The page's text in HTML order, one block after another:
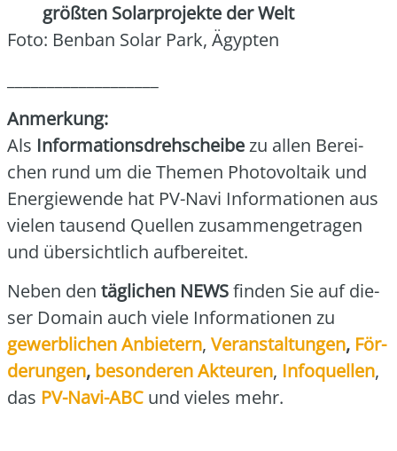
größ­ten Solar­pro­jek­te der Welt
Foto: Ben­ban Solar Park, Ägyp­ten
Anmer­kung:
Als Infor­ma­ti­ons­dreh­schei­bezu allen Berei­
chen rund um die The­men Pho­to­vol­ta­ik und
Ener­gie­wen­de hat PV-Navi Infor­ma­tio­nen aus
vie­len tau­send Quel­len zusam­men­ge­tra­gen
und über­sicht­lich auf­be­rei­tet.
Neben den täg­li­chen NEWSfin­den Sie auf die­
ser Domain auch vie­le Infor­ma­tio­nen zu
gewerb­li­chen Anbie­tern, Ver­an­stal­tun­gen, För­
de­run­gen, beson­de­ren Akteu­ren, Info­quel­len,
das PV-Navi-ABC und vie­les mehr.